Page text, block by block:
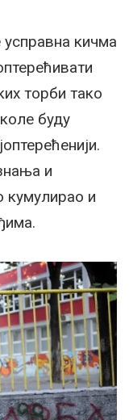
кичма
торби тако
буду
и
кумулирао и